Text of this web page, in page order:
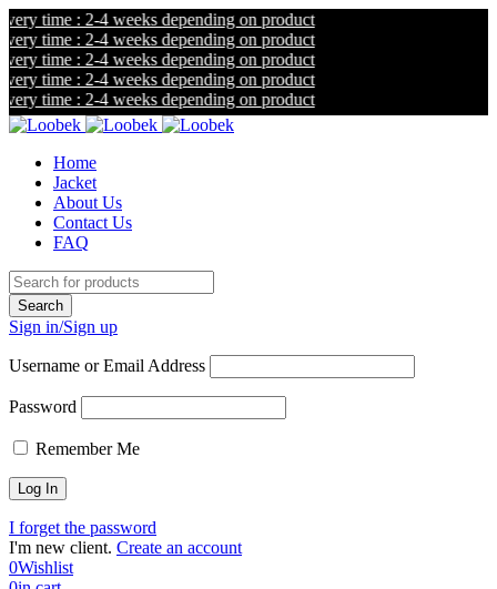
time : 2-4 weeks depending on product
time : 2-4 weeks depending on product
time : 2-4 weeks depending on product
time : 2-4 weeks depending on product
time : 2-4 weeks depending on product
Home
Jacket
About Us
Contact Us
FAQ
Sign in/Sign up
Username or Email Address
Password
Remember Me
I forget the password
I'm new client. Create an account
0Wishlist